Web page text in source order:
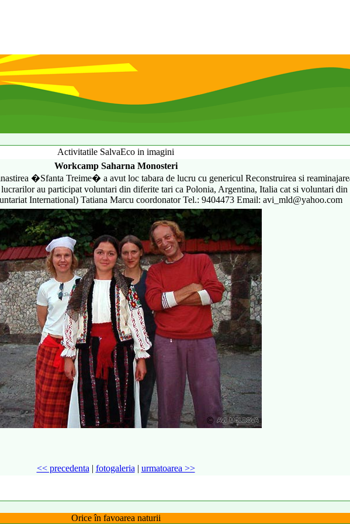
Activitatile SalvaEco in imagini
Workcamp Saharna Monosteri
�Sfanta Treime� a avut loc tabara de lucru cu genericul Reconstruirea si
au participat voluntari din diferite tari ca Polonia, Argentina, Italia cat si voluntari
International) Tatiana Marcu coordonator Tel.: 9404473 Email: avi_mld@yahoo.com
<< precedenta | fotogaleria | urmatoarea >>
Orice în favoarea naturii